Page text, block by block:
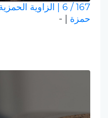
167 / 6
| الزاوية
حمزة
| -